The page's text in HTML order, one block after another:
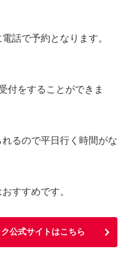
話で予約となります。
付をすることができま
れるので平日行く時間がな
すすめです。
公式サイトはこちら